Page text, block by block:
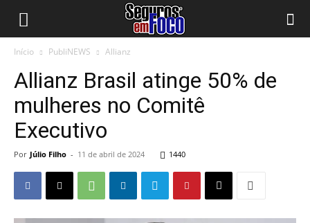
Início PubliNEWS Allianz
Allianz Brasil atinge 50% de
mulheres no Comitê
Executivo
Por Júlio Filho - 11 de abril de 2024 1440